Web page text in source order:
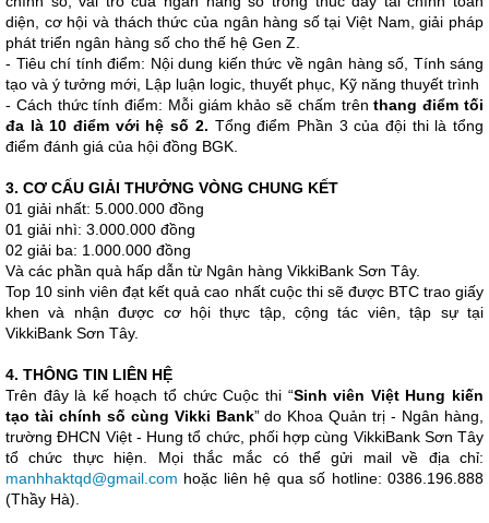
diện, cơ hội và thách thức của ngân hàng số tại Việt Nam, giải pháp
phát triển ngân hàng số cho thế hệ Gen Z.
- Tiêu chí tính điểm: Nội dung kiến thức về ngân hàng số, Tính sáng
tạo và ý tưởng mới, Lập luận logic, thuyết phục, Kỹ năng thuyết trình
- Cách thức tính điểm: Mỗi giám khảo sẽ chấm trênthang điểm tối
đa là 10 điểm với hệ số 2. Tổng điểm Phần 3 của đội thi là tổng
điểm đánh giá của hội đồng BGK.
3. CƠ CẤU GIẢI THƯỞNG VÒNG CHUNG KẾT
01 giải nhất: 5.000.000 đồng
01 giải nhì: 3.000.000 đồng
02 giải ba: 1.000.000 đồng
Và các phần quà hấp dẫn từ Ngân hàng VikkiBank Sơn Tây.
Top 10 sinh viên đạt kết quả cao nhất cuộc thi sẽ được BTC trao giấy
khen và nhận được cơ hội thực tập, cộng tác viên, tập sự tại
VikkiBank Sơn Tây.
4. THÔNG TIN LIÊN HỆ
Trên đây là kế hoạch tổ chức Cuộc thi “Sinh viên Việt Hung kiến
tạo tài chính số cùng Vikki Bank” do Khoa Quản trị - Ngân hàng,
trường ĐHCN Việt - Hung tổ chức, phối hợp cùng VikkiBank Sơn Tây
tổ chức thực hiện. Mọi thắc mắc có thể gửi mail về địa chỉ:
manhhaktqd@gmail.com hoặc liên hệ qua số hotline: 0386.196.888
(Thầy Hà).